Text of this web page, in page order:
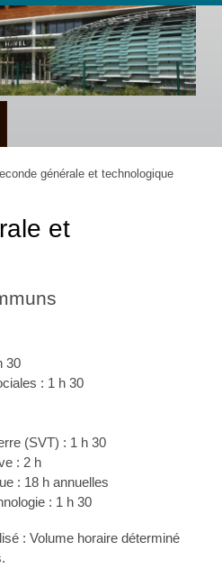
Aller
au
contenu
principal
générale et technologique
et
30
: 1 h 30
(SVT) : 1 h 30
: 2 h
: 18 h annuelles
: 1 h 30
: Volume horaire déterminé